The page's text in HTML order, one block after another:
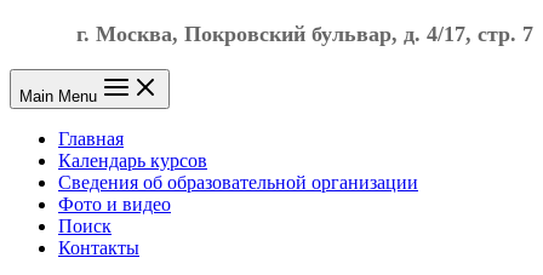
г. Москва, Покровский бульвар, д. 4/17, стр. 7
Main Menu
Главная
Календарь курсов
Сведения об образовательной организации
Фото и видео
Поиск
Контакты